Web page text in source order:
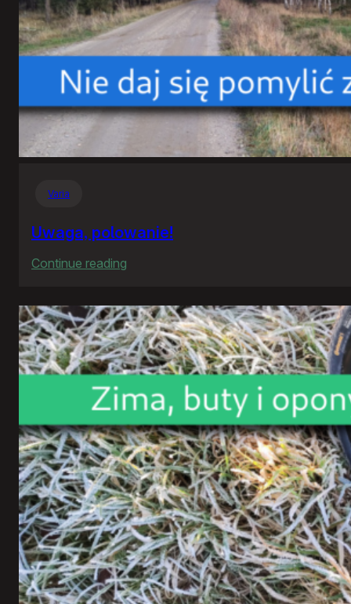
Varia
Uwaga, polowanie!
Continue reading
polowanie!